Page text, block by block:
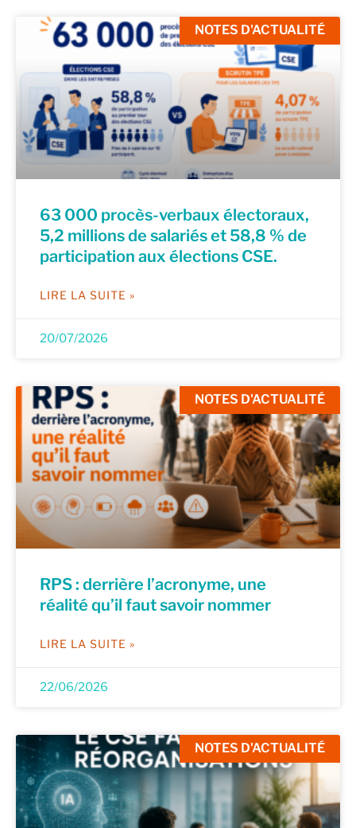
NOTES D'ACTUALITÉ
63 000 procès-verbaux électoraux,
5,2 millions de salariés et 58,8 % de
participation aux élections CSE.
LIRE LA SUITE »
20/07/2026
NOTES D'ACTUALITÉ
RPS : derrière l’acronyme, une
réalité qu’il faut savoir nommer
LIRE LA SUITE »
22/06/2026
NOTES D'ACTUALITÉ